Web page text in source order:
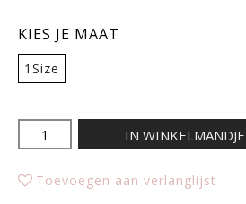
KIES JE MAAT
1Size
IN WINKELMANDJE
Toevoegen aan verlanglijst